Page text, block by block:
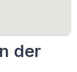
der